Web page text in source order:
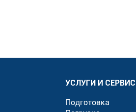
УСЛУГИ И СЕРВИС
Подготовка